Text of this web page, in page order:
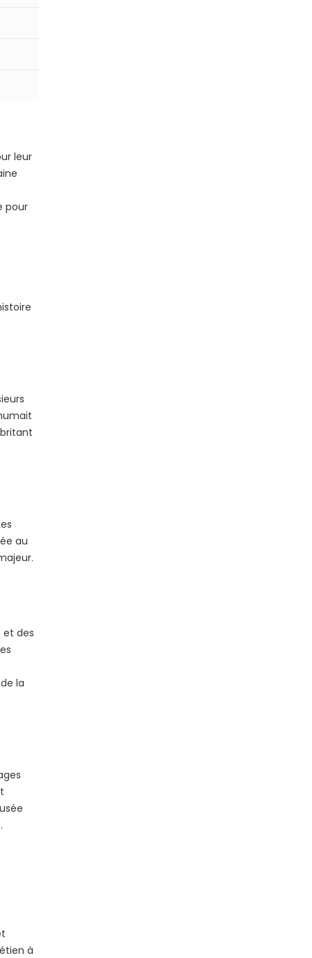
leur
pour
au
et des
la
à